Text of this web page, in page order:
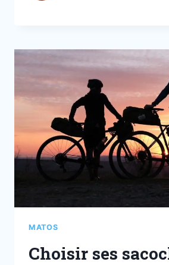
MATOS
Choisir ses